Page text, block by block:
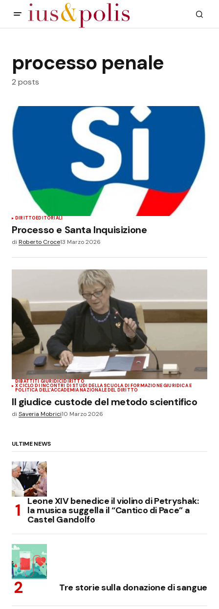
processo penale
2 posts
DIRITTOEDITORIALI
Processo e Santa Inquisizione
di Roberto Croce13 Marzo 2026
DIBATTITI GIURIDICI DIRITTO
X CICLO DI INCONTRI DI STUDI DELLA SCUOLA DI FORMAZIONE GIURIDICA E
POLITICA DELL'ACCADEMIA NAZIONALE DEL DIRITTO
Il giudice custode del metodo scientifico
di Saveria Mobrici10 Marzo 2026
ULTIME NEWS
Leone XIV benedice il violino di Petryshak:
la musica suggella il “Cantico di Pace” a
Castel Gandolfo
Tre storie sulla donazione di sangue